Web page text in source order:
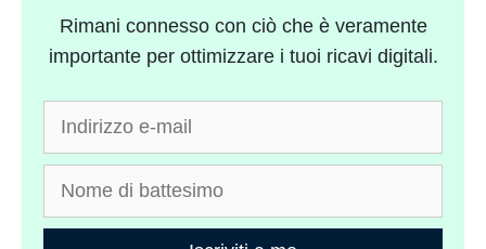
Rimani connesso con ciò che è veramente
importante per ottimizzare i tuoi ricavi digitali.